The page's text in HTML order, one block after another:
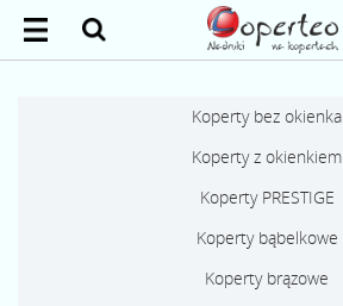
Koperty bez okienka
Koperty z okienkiem
Koperty PRESTIGE
Koperty bąbelkowe
Koperty brązowe